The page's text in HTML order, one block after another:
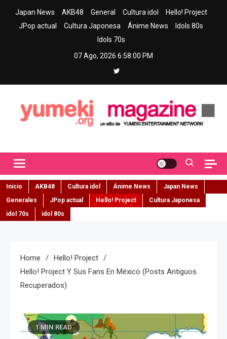
Japan News AKB48 General Cultura idol
Hello! Project
JPop actual
Cultura Japonesa Ánime News
Idols 80s
Idols 70s
07 Ago, 2026 6:58:02 PM
Inicio AKB48 Cultura idol Ánime News
Japan News
Generales
JPop actual Hello! Project
Cultura Japonesa
idol 70s
idol 80s
Home
Hello! Project
Hello! Project Y Sus Fans En México (posts Antiguos
Recuperados)
1 MIN READ